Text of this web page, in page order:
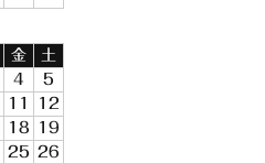
金
土
4
5
11
12
18
19
25 26